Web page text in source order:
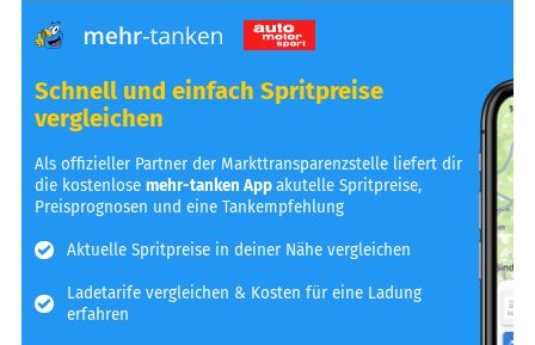
Schnell und einfach Spritpreise
vergleichen
Als offizieller Partner der Markttransparenzstelle liefert dir
die kostenlosemehr-tanken Appakutelle Spritpreise,
Preisprognosen und eine Tankempfehlung
Aktuelle Spritpreise in deiner Nähe vergleichen
Ladetarife vergleichen & Kosten für eine Ladung
erfahren